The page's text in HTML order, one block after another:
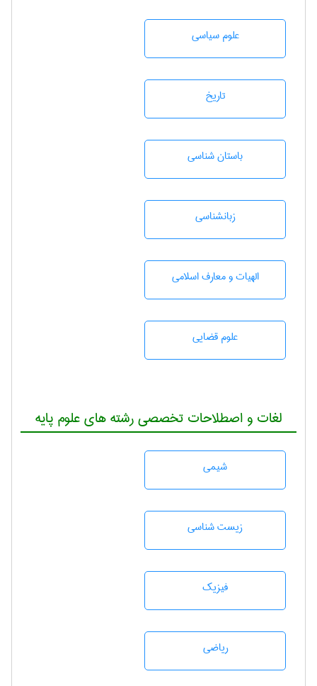
علوم سياسی
تاريخ
باستان شناسی
زبانشناسی
الهیات و معارف اسلامی
علوم قضایی
لغات و اصطلاحات تخصصی رشته های علوم پایه
شيمی
زيست شناسی
فیزیک
رياضی